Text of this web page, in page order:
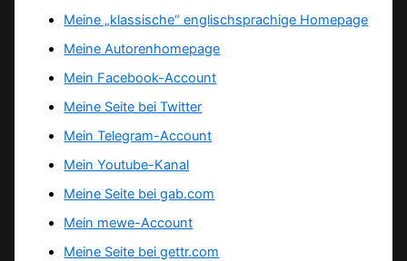
Meine „klassische“ englischsprachige Homepage
Meine Autorenhomepage
Mein Facebook-Account
Meine Seite bei Twitter
Mein Telegram-Account
Mein Youtube-Kanal
Meine Seite bei gab.com
Mein mewe-Account
Meine Seite bei gettr.com